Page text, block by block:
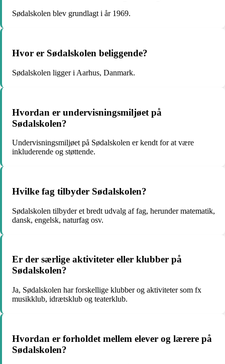
Sødalskolen blev grundlagt i år 1969.
Hvor er Sødalskolen beliggende?
Sødalskolen ligger i Aarhus, Danmark.
Hvordan er undervisningsmiljøet på
Sødalskolen?
Undervisningsmiljøet på Sødalskolen er kendt for at være
inkluderende og støttende.
Hvilke fag tilbyder Sødalskolen?
Sødalskolen tilbyder et bredt udvalg af fag, herunder matematik,
dansk, engelsk, naturfag osv.
Er der særlige aktiviteter eller klubber på
Sødalskolen?
Ja, Sødalskolen har forskellige klubber og aktiviteter som fx
musikklub, idrætsklub og teaterklub.
Hvordan er forholdet mellem elever og lærere på
Sødalskolen?